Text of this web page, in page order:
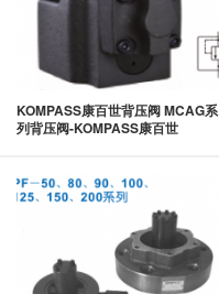
KOMPASS康百世背压阀 MCAG系
列背压阀-KOMPASS康百世